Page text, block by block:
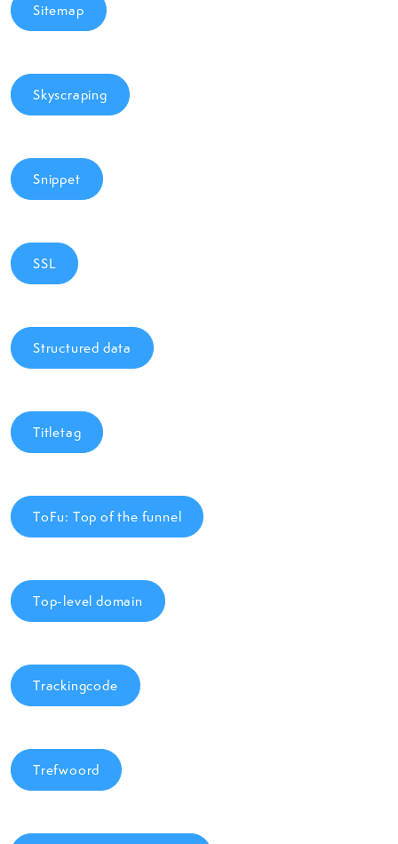
Sitemap
Skyscraping
Snippet
SSL
Structured data
Titletag
ToFu: Top of the funnel
Top-level domain
Trackingcode
Trefwoord